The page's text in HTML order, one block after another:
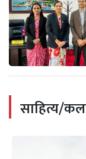
साहित्य/